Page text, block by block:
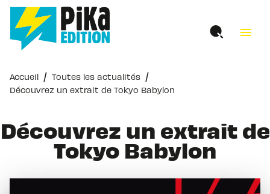
MENU RECHERCHE
PIED DE PAGE
menu
Accueil / Toutes les actualités /
Découvrez un extrait de Tokyo Babylon
Découvrez un extrait de
Tokyo Babylon